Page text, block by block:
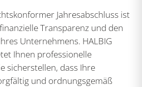
Jahresabschluss ist
Transparenz und den
Unternehmens. HALBIG
Ihnen professionelle
sicherstellen, dass Ihre
und ordnungsgemäß